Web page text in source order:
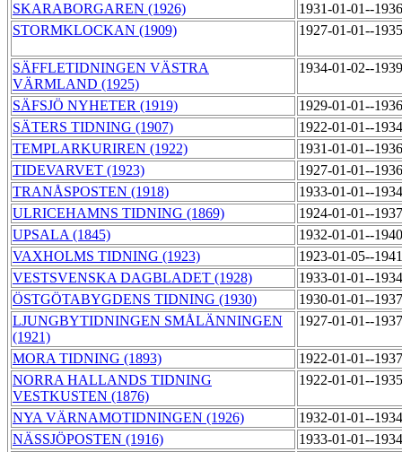
SKARABORGAREN (1926)
1931-01-01--
STORMKLOCKAN (1909)
1927-01-01--
SÄFFLETIDNINGEN VÄSTRA
VÄRMLAND (1925)
1934-01-02--
SÄFSJÖ NYHETER (1919)
1929-01-01--
SÄTERS TIDNING (1907)
1922-01-01--
TEMPLARKURIREN (1922)
1931-01-01--
TIDEVARVET (1923)
1927-01-01--
TRANÅSPOSTEN (1918)
1933-01-01--
ULRICEHAMNS TIDNING (1869)
1924-01-01--
UPSALA (1845)
1932-01-01--
VAXHOLMS TIDNING (1923)
1923-01-05--
VESTSVENSKA DAGBLADET (1928)
1933-01-01--
ÖSTGÖTABYGDENS TIDNING (1930)
1930-01-01--
LJUNGBYTIDNINGEN SMÅLÄNNINGEN
(1921)
1927-01-01--
MORA TIDNING (1893)
1922-01-01--
NORRA HALLANDS TIDNING
VESTKUSTEN (1876)
1922-01-01--
NYA VÄRNAMOTIDNINGEN (1926)
1932-01-01--
NÄSSJÖPOSTEN (1916)
1933-01-01--